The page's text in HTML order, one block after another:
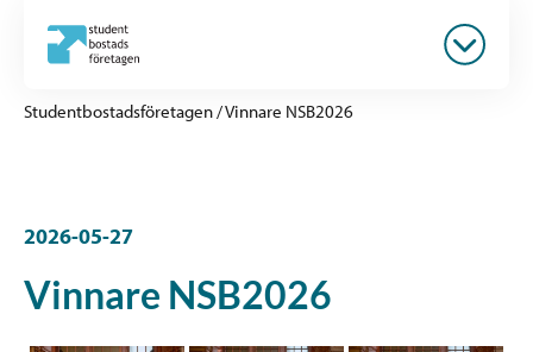
Studentbostadsföretagen/Vinnare NSB2026
2026-05-27
Vinnare NSB2026